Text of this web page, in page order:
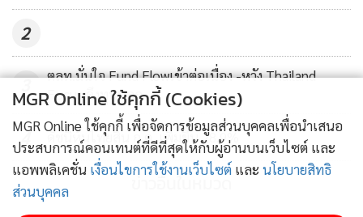
สำคัญในช่วง 1 ปีที่ผ่านมา ทั้ง 2 กองทุนสร้างผลตอบแทนได้แล้ว
ประมาณ 47% ในขณะความผันผวนต่ำ เมื่อเทียบกับกองเทคฯ
อื่นๆ
ในช่วงนี้ถือเป็นจังหวะดีในการเริ่มต้นวางแผนภาษีประหยัดภาษี
ด้วยการทยอยสะสมกองทุนคุณภาพที่มีผลการดำเนินงานดี โดย
ผู้ลงทุนสามารถเลือกออมกองทุนรวม เพื่อนำไปลดหย่อนภาษีได้
2 รูปแบบ คือ 1.กองทุนรวมเพื่อการออม (SSF) เหมาะกับคน
อายุน้อยและต้องการออมเงินระยะยาว ไม่ต้องซื้อต่อเนื่องทุกปี
ไม่มีขั้นต่ำในการลงทุน ซื้อปีไหนลดหย่อนปีนั้น แต่ต้องถือครอง
2
3
ตลท.มั่นใจ Fund Flowเข้าต่อเนื่อง -หวัง Thailand
Focus ดึงทุนนอก
4 ดัชนีหุ้นไทยสิ้น ก.ค. เพิ่มขึ้น 28.9%
ข่าวอื่นในหมวด
MGR Online ใช้คุกกี้ (Cookies)
MGR Online ใช้คุกกี้ เพื่อจัดการข้อมูลส่วนบุคคลเพื่อนำเสนอ
ประสบการณ์คอนเทนต์ที่ดีที่สุดให้กับผู้อ่านบนเว็บไซต์ และ
แอพพลิเคชั่น เงื่อนไขการใช้งานเว็บไซต์ และ นโยบายสิทธิ
ส่วนบุคคล